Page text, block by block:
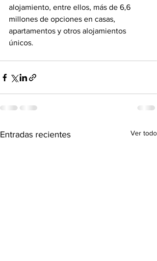
alojamiento, entre ellos, más de 6,6
millones de opciones en casas,
apartamentos y otros alojamientos
únicos.
Entradas recientes Ver todo